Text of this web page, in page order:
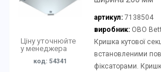
Ціну уточнюйте
у менеджера
код: 54341
артикул: 7138504
виробник:OBO
Кришка кутової
встановленими
фіксаторами.